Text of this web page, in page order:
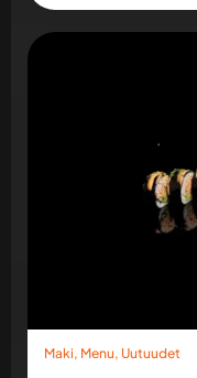
Maki, Menu, Uutuudet